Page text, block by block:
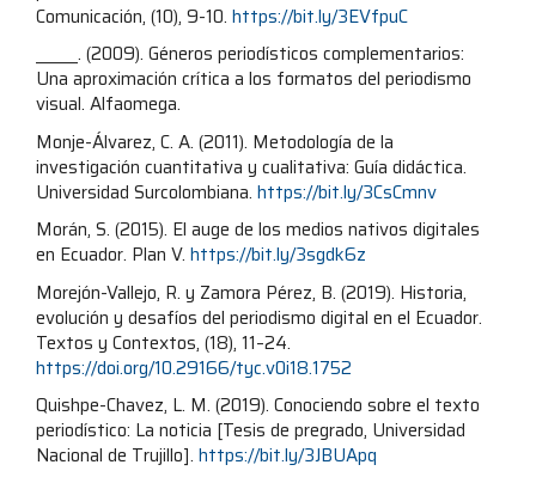
Comunicación, (10), 9-10. https://bit.ly/3EVfpuC
_______. (2009). Géneros periodísticos complementarios:
Una aproximación crítica a los formatos del periodismo
visual. Alfaomega.
Monje-Álvarez, C. A. (2011). Metodología de la
investigación cuantitativa y cualitativa: Guía didáctica.
Universidad Surcolombiana. https://bit.ly/3CsCmnv
Morán, S. (2015). El auge de los medios nativos digitales
en Ecuador. Plan V. https://bit.ly/3sgdk6z
Morejón-Vallejo, R. y Zamora Pérez, B. (2019). Historia,
evolución y desafíos del periodismo digital en el Ecuador.
Textos y Contextos, (18), 11–24.
https://doi.org/10.29166/tyc.v0i18.1752
Quishpe-Chavez, L. M. (2019). Conociendo sobre el texto
periodístico: La noticia [Tesis de pregrado, Universidad
Nacional de Trujillo]. https://bit.ly/3JBUApq